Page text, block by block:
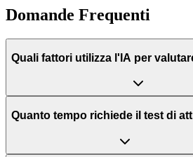
Domande Frequenti
Quali fattori utilizza l'IA per
Quanto tempo richiede il test di